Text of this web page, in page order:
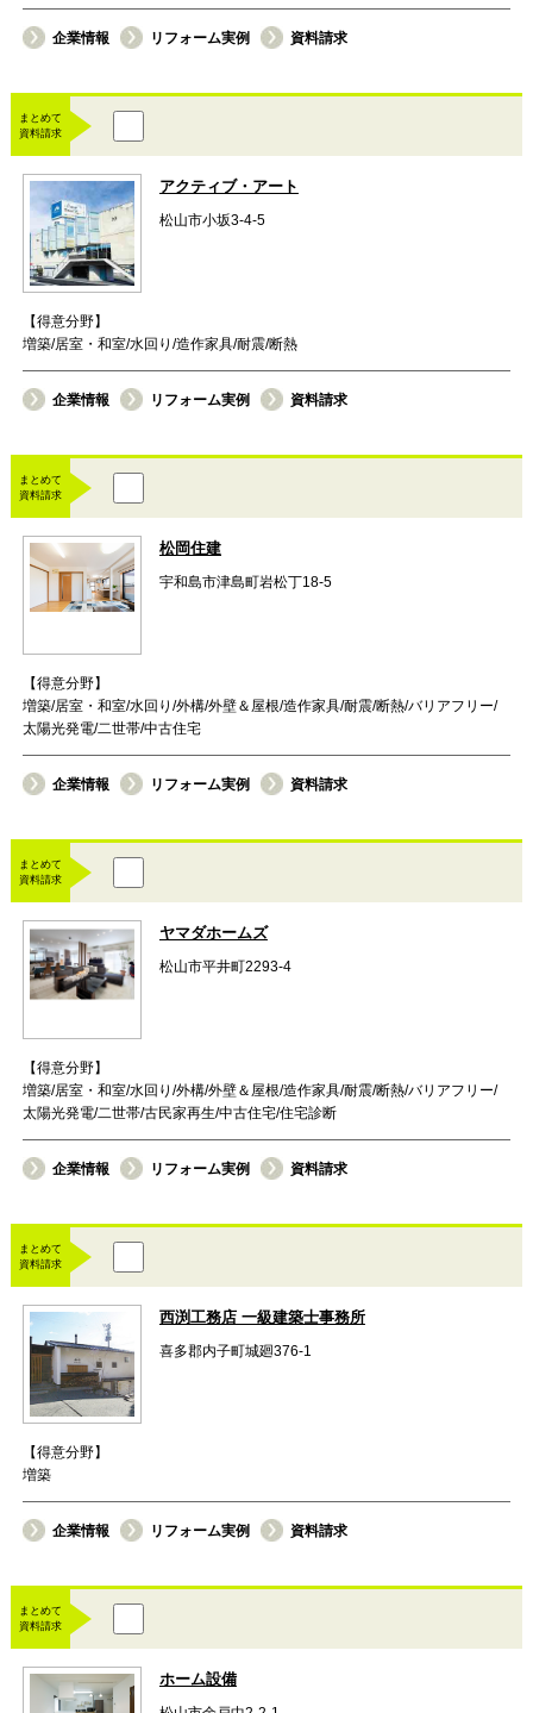
企業情報 リフォーム実例 資料請求
まとめて
資料請求
アクティブ・アート
松山市小坂3-4-5
【得意分野】
増築/居室・和室/水回り/造作家具/耐震/断熱
企業情報 リフォーム実例 資料請求
まとめて
資料請求
松岡住建
宇和島市津島町岩松丁18-5
【得意分野】
増築/居室・和室/水回り/外構/外壁＆屋根/造作家具/耐震/断熱/バリアフリー/
太陽光発電/二世帯/中古住宅
企業情報 リフォーム実例 資料請求
まとめて
資料請求
ヤマダホームズ
松山市平井町2293-4
【得意分野】
増築/居室・和室/水回り/外構/外壁＆屋根/造作家具/耐震/断熱/バリアフリー/
太陽光発電/二世帯/古民家再生/中古住宅/住宅診断
企業情報 リフォーム実例 資料請求
まとめて
資料請求
西渕工務店 一級建築士事務所
喜多郡内子町城廻376-1
【得意分野】
増築
企業情報 リフォーム実例 資料請求
まとめて
資料請求
ホーム設備